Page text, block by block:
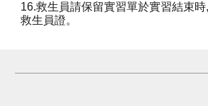
16.救生員請保留實習單於實習結束
救生員證。